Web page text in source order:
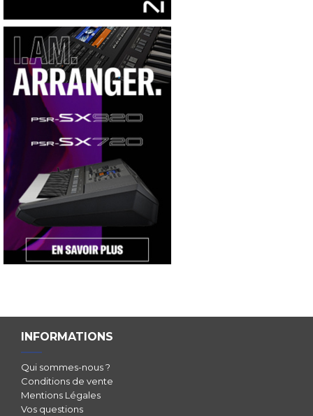
INFORMATIONS
Qui sommes-nous ?
Conditions de vente
Mentions Légales
Vos questions